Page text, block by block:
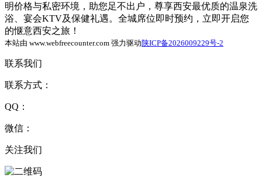
明价格与私密环境，助您足不出户，尊享西安最优质的温泉洗
浴、宴会KTV及保健礼遇。全城席位即时预约，立即开启您
的惬意西安之旅！
本站由 www.webfreecounter.com 强力驱动陕ICP备2026009229号-2
联系我们
联系方式：
QQ：
微信：
关注我们